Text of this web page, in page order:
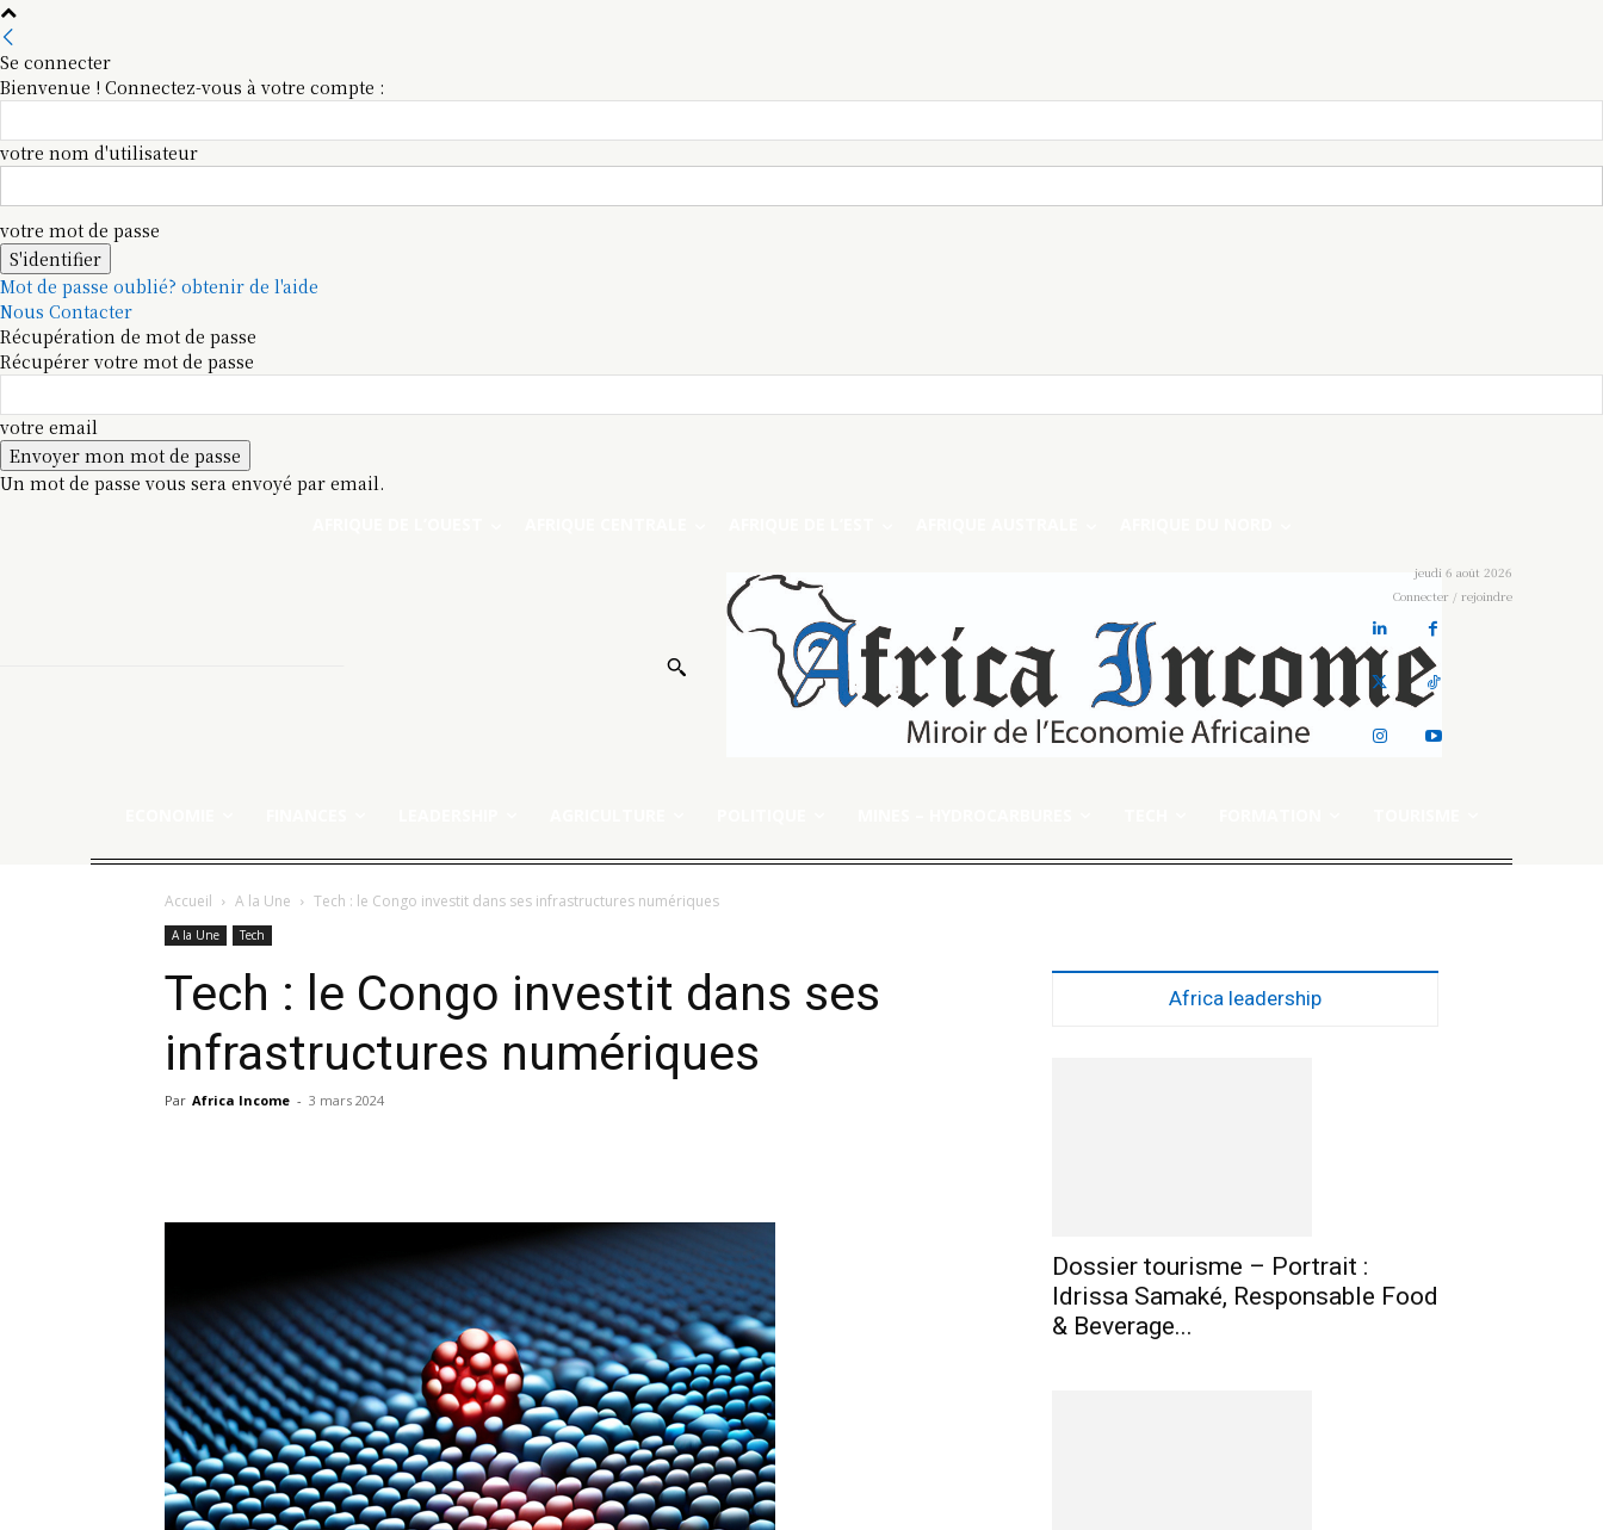
Se connecter
Bienvenue ! Connectez-vous à votre compte :
votre nom d'utilisateur
votre mot de passe
Mot de passe oublié? obtenir de l'aide
Nous Contacter
Récupération de mot de passe
Récupérer votre mot de passe
votre email
Un mot de passe vous sera envoyé par email.
jeudi 6 août 2026
Connecter / rejoindre
Accueil A la Une Tech : le Congo investit dans ses infrastructures numériques
A la Une Tech
Tech : le Congo investit dans ses
infrastructures numériques
Par Africa Income - 3 mars 2024
Africa leadership
Dossier tourisme – Portrait :
Idrissa Samaké, Responsable Food
& Beverage...